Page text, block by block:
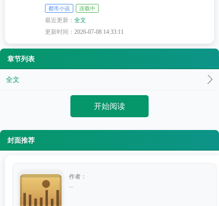
都市小说 连载中
最近更新：全文
更新时间：2026-07-08 14:33:11
章节列表
全文
开始阅读
封面推荐
作者：